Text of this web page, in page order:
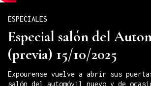
ESPECIALES
Especial salón del
(previa) 15/10/2025
Expourense vuelve a abrir sus
salón del automóvil nuevo y de